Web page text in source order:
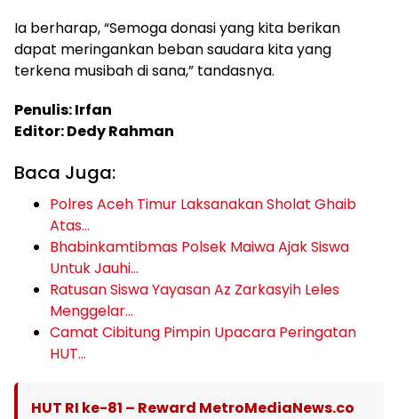
Ia berharap, “Semoga donasi yang kita berikan
dapat meringankan beban saudara kita yang
terkena musibah di sana,” tandasnya.
Penulis: Irfan
Editor: Dedy Rahman
Baca Juga:
Polres Aceh Timur Laksanakan Sholat Ghaib
Atas…
Bhabinkamtibmas Polsek Maiwa Ajak Siswa
Untuk Jauhi…
Ratusan Siswa Yayasan Az Zarkasyih Leles
Menggelar…
Camat Cibitung Pimpin Upacara Peringatan
HUT…
HUT RI ke-81 – Reward MetroMediaNews.co